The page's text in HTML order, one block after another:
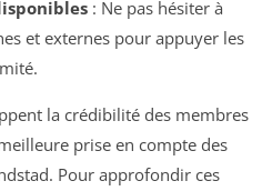
: Ne pas hésiter à
et externes pour appuyer les
la crédibilité des membres
prise en compte des
Pour approfondir ces